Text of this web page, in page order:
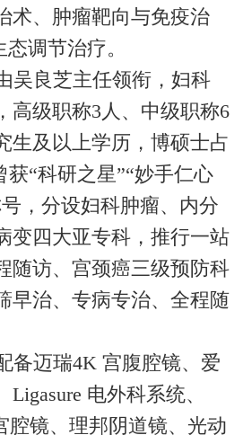
术、肿瘤靶向与免疫治
调节治疗。
吴良芝主任领衔，妇科
高级职称3人、中级职称6
生及以上学历，博硕士占
获“科研之星”“妙手仁心
，分设妇科肿瘤、内分
变四大亚专科，推行一站
随访、宫颈癌三级预防科
早治、专病专治、全程随
备迈瑞4K 宫腹腔镜、爱
电外科系统、
腔镜、理邦阴道镜、光动